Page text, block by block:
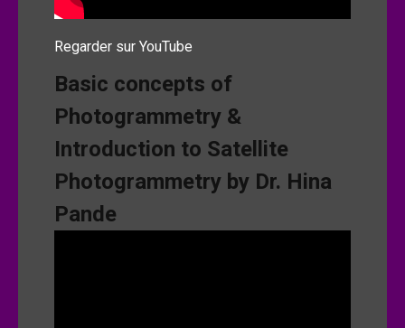
Regarder sur YouTube
Basic concepts of
Photogrammetry &
Introduction to Satellite
Photogrammetry by Dr. Hina
Pande